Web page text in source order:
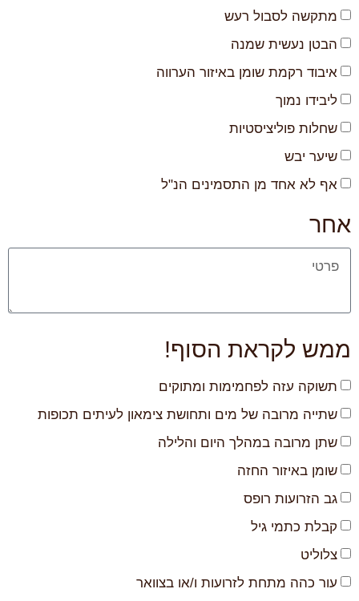
מתקשה לסבול רעש
הבטן נעשית שמנה
איבוד רקמת שומן באיזור הערווה
ליבידו נמוך
שחלות פוליציסטיות
שיער יבש
אף לא אחד מן התסמינים הנ"ל
אחר
ממש לקראת הסוף!
תשוקה עזה לפחמימות ומתוקים
שתייה מרובה של מים ותחושת צימאון לעיתים תכופות
שתן מרובה במהלך היום והלילה
שומן באיזור החזה
גב הזרועות רופס
קבלת כתמי גיל
צלוליט
עור כהה מתחת לזרועות ו/או בצוואר